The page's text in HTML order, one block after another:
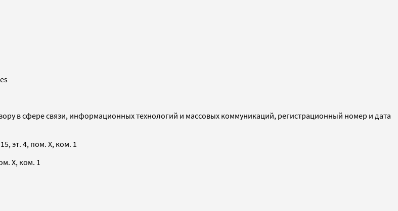
в сфере связи, информационных технологий и массовых коммуникаций, регистрационный номер и дата
эт. 4, пом. X, ком. 1
X, ком. 1